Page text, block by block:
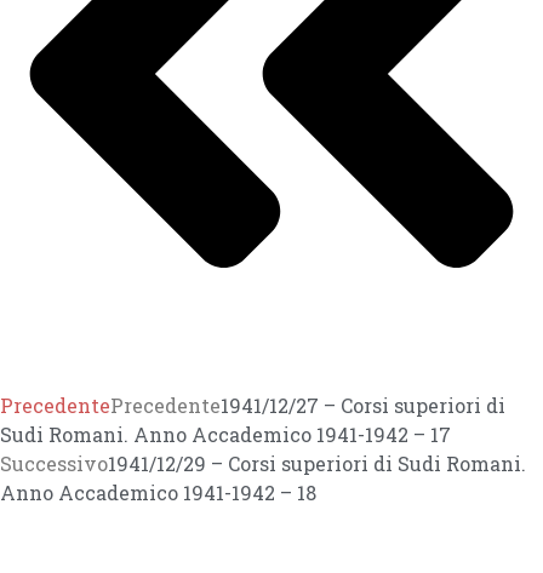
PrecedentePrecedente1941/12/27 – Corsi superiori di
Sudi Romani. Anno Accademico 1941-1942 – 17
Successivo1941/12/29 – Corsi superiori di Sudi Romani.
Anno Accademico 1941-1942 – 18